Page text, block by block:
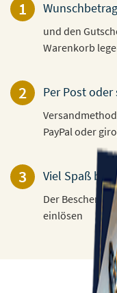
1
und den
Warenkorb
2 Per Post
PayPal oder
3 Viel Spaß
Der
einlösen